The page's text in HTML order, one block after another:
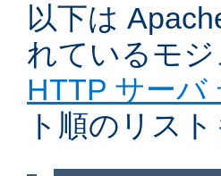
以下は
れているモ
HTTP サーバ
ト順のリス